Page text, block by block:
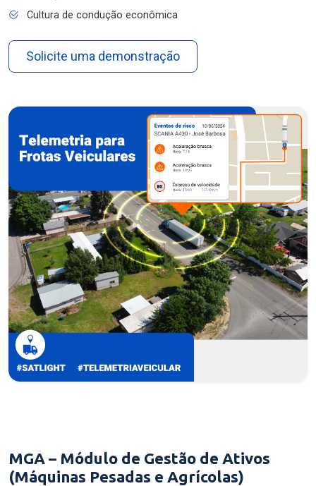
Cultura de condução econômica
Solicite uma demonstração
MGA – Módulo de Gestão de Ativos
(Máquinas Pesadas e Agrícolas)